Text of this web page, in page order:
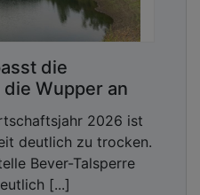
die
Wupper an
2026 ist
deutlich zu trocken.
Bever-Talsperre
[...]